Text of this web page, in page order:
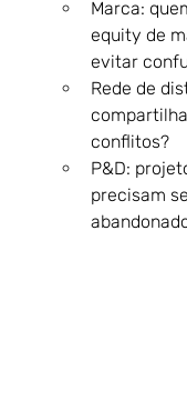
Marca:
equity de
evitar
Rede de
conflitos?
P&D:
precisam